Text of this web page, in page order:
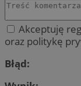
Akceptuję
oraz politykę
Błąd: